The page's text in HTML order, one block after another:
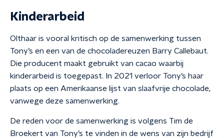
Kinderarbeid
Olthaar is vooral kritisch op de samenwerking tussen
Tony’s en een van de chocoladereuzen Barry Callebaut.
Die producent maakt gebruikt van cacao waarbij
kinderarbeid is toegepast. In 2021 verloor Tony’s haar
plaats op een Amerikaanse lijst van slaafvrije chocolade,
vanwege deze samenwerking.
De reden voor de samenwerking is volgens Tim de
Broekert van Tony’s te vinden in de wens van zijn bedrijf